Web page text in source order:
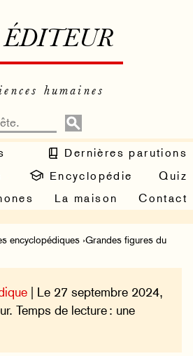
ÉDITEUR
humaines
Dernières parutions
Encyclopédie
Quiz
La maison Contact
encyclopédiques ›Grandes figures du
| Le 27 septembre 2024,
Temps de lecture : une